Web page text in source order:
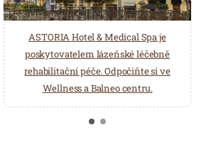
ASTORIA Hotel & Medical Spa je
poskytovatelem lázeňské léčebně
rehabilitační péče. Odpočiňte si ve
Wellness a Balneo centru.
Belgická značka Aromen nabízí
přírodní produkty pro wellness a
saunová centra. Éterické oleje,
hydroláty, esence pro parní lázně…